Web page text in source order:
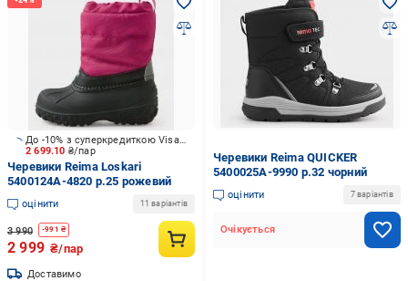
2 699.10 ₴/пар
До -10% з суперкредиткою Visa Вигода
Черевики Reima Loskari
5400124A-4820 р.25 рожевий
оцінити 11 варіантів
3 990 -991 ₴
2 999 ₴/пар
Доставимо
Черевики Reima QUICKER
5400025A-9990 р.32 чорний
оцінити 7 варіантів
Очікується